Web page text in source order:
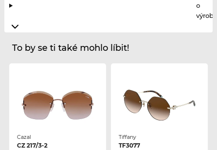
o
To by se ti také mohlo líbit!
Cazal
CZ 217/3-2
Tiffany
TF3077